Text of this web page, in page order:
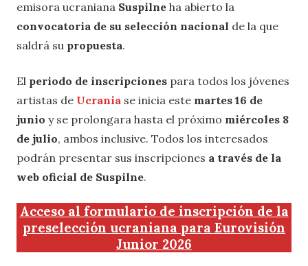
emisora ucraniana Suspilne ha abierto la
convocatoria de su selección nacional de la que
saldrá su propuesta.
El periodo de inscripciones para todos los jóvenes
artistas de Ucrania se inicia este martes 16 de
junio y se prolongara hasta el próximo miércoles 8
de julio, ambos inclusive. Todos los interesados
podrán presentar sus inscripciones a través de la
web oficial de Suspilne.
Acceso al formulario de inscripción de la
preselección ucraniana para Eurovisión
Junior 2026